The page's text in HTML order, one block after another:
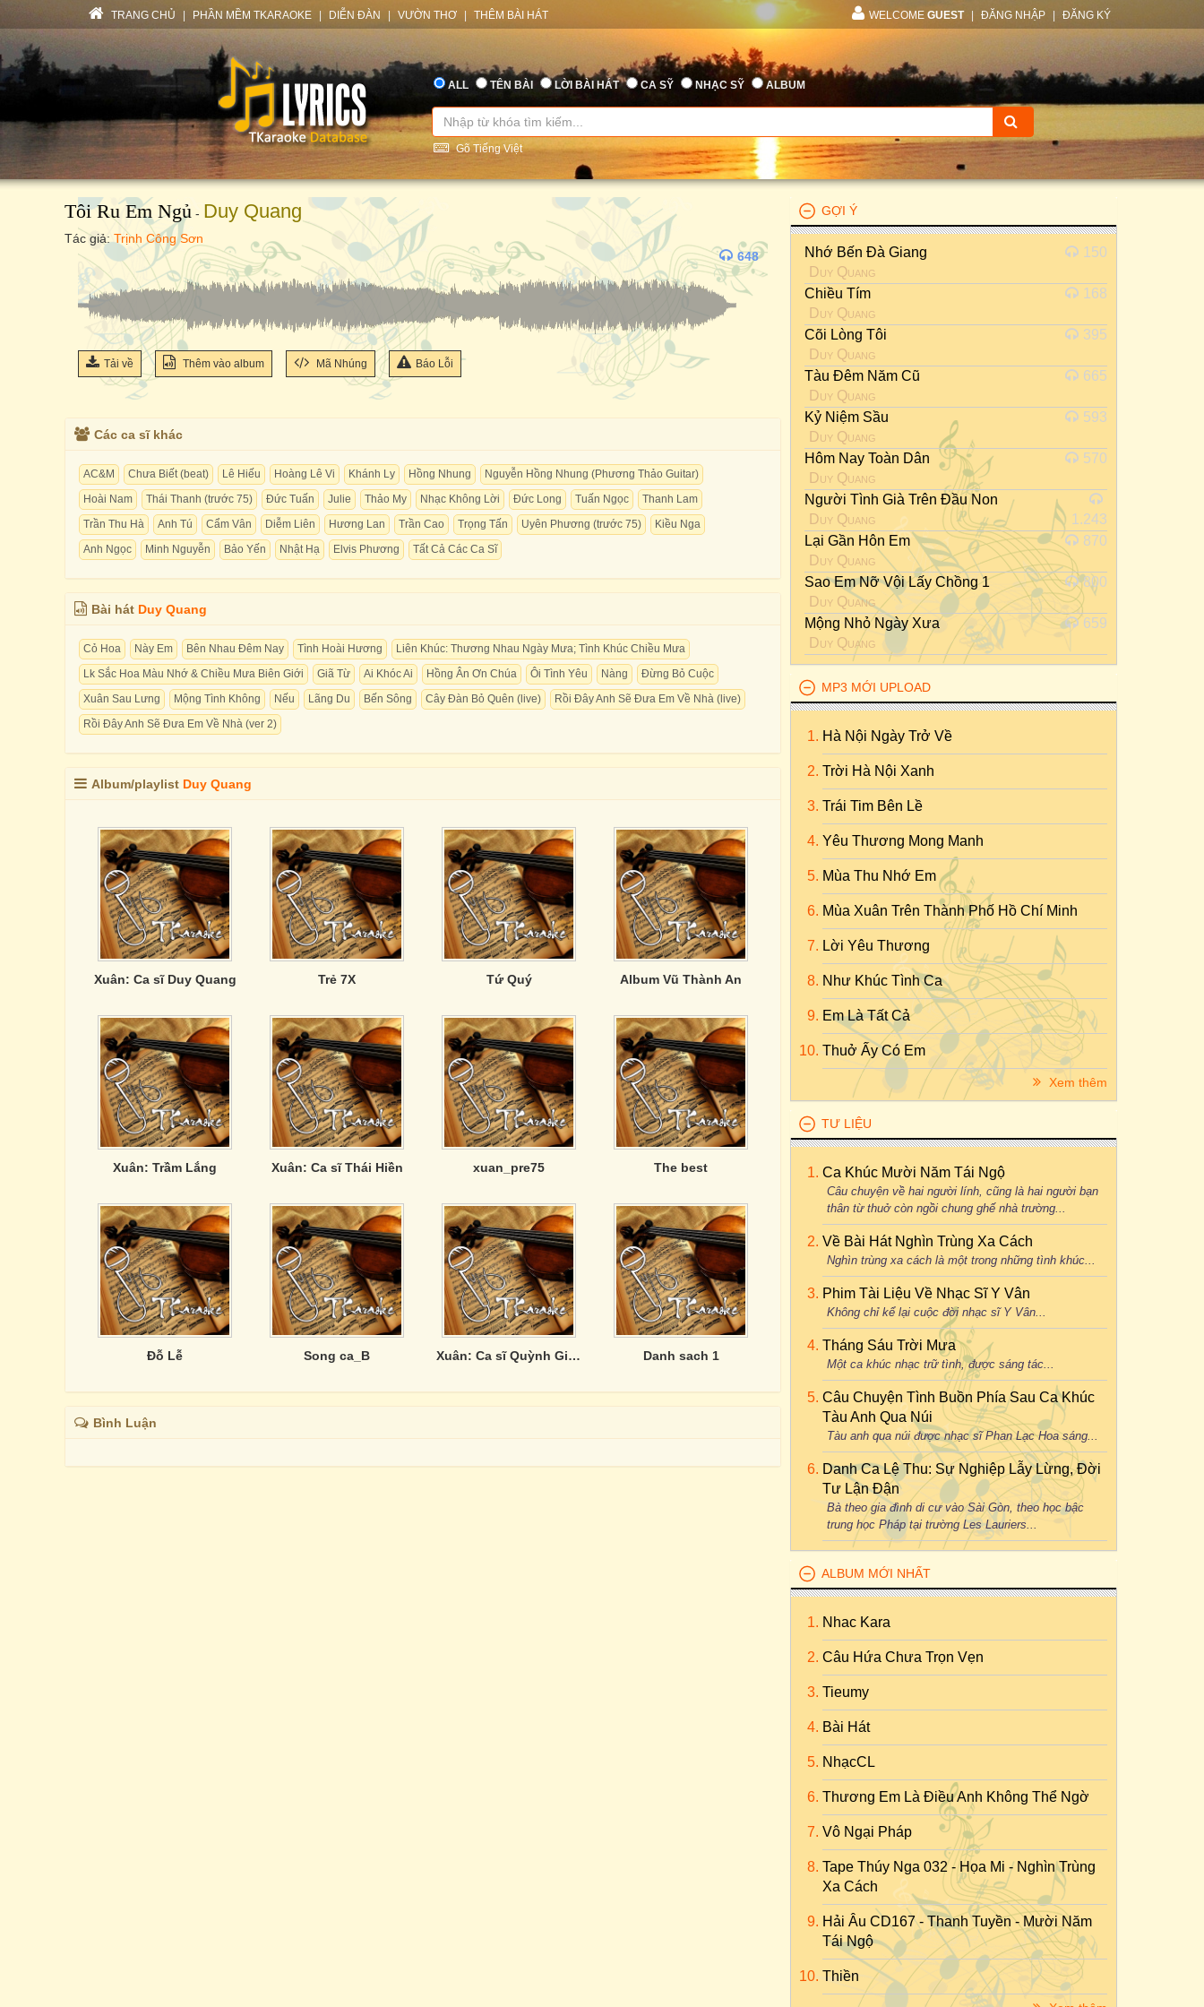
TRANG CHỦ PHẦN MỀM TKARAOKE DIỄN ĐÀN VƯỜN THƠ THÊM BÀI HÁT WELCOME GUEST ĐĂNG NHẬP ĐĂNG KÝ
ALL TÊN BÀI LỜI BÀI HÁT CA SỸ NHẠC SỸ ALBUM
Gõ Tiếng Việt
Tôi Ru Em Ngủ - Duy Quang
Tác giả: Trịnh Công Sơn
648
Tải về Thêm vào album Mã Nhúng Báo Lỗi
Các ca sĩ khác
AC&M Chưa Biết (beat) Lê Hiếu Hoàng Lê Vi Khánh Ly Hồng Nhung
Nguyễn Hồng Nhung (Phương Thảo Guitar)
Hoài Nam
Thái Thanh (trước 75) Đức Tuấn Julie Thảo My Nhạc Không Lời Đức Long Tuấn Ngọc
Thanh Lam
Trần Thu Hà
Anh Tú Cẩm Vân Diễm Liên Hương Lan Trần Cao Trọng Tấn Uyên Phương (trước 75)
Kiều Nga
Anh Ngọc
Minh Nguyễn Bảo Yến Nhật Hạ Elvis Phương Tất Cả Các Ca Sĩ
Bài hát Duy Quang
Cỏ Hoa Này Em Bên Nhau Đêm Nay Tình Hoài Hương
Liên Khúc: Thương Nhau Ngày Mưa; Tình Khúc Chiều Mưa
Lk Sắc Hoa Màu Nhớ & Chiều Mưa Biên Giới
Giã Từ Ai Khóc Ai Hồng Ân Ơn Chúa Ôi Tình Yêu Nàng
Đừng Bỏ Cuộc
Xuân Sau Lưng
Mộng Tình Không Nếu Lãng Du Bến Sông Cây Đàn Bỏ Quên (live)
Rồi Đây Anh Sẽ Đưa Em Về Nhà (live)
Rồi Đây Anh Sẽ Đưa Em Về Nhà (ver 2)
Album/playlist Duy Quang
Xuân: Ca sĩ Duy Quang Trẻ 7X Tứ Quý Album Vũ Thành An
Xuân: Trầm Lắng Xuân: Ca sĩ Thái Hiền xuan_pre75 The best
Đỗ Lễ Song ca_B Xuân: Ca sĩ Quỳnh Giao Danh sach 1
Bình Luận
GỢI Ý
Nhớ Bến Đà Giang
Duy Quang
150
Chiều Tím
Duy Quang
168
Cõi Lòng Tôi
Duy Quang
395
Tàu Đêm Năm Cũ
Duy Quang
665
Kỷ Niệm Sầu
Duy Quang
593
Hôm Nay Toàn Dân
Duy Quang
570
Người Tình Già Trên Đầu Non
Duy Quang
1.243
Lại Gần Hôn Em
Duy Quang
870
Sao Em Nỡ Vội Lấy Chồng 1
Duy Quang
800
Mộng Nhỏ Ngày Xưa
Duy Quang
659
MP3 MỚI UPLOAD
Hà Nội Ngày Trở Về
Trời Hà Nội Xanh
Trái Tim Bên Lề
Yêu Thương Mong Manh
Mùa Thu Nhớ Em
Mùa Xuân Trên Thành Phố Hồ Chí Minh
Lời Yêu Thương
Như Khúc Tình Ca
Em Là Tất Cả
Thuở Ấy Có Em
Xem thêm
TƯ LIỆU
Ca Khúc Mười Năm Tái Ngộ
Câu chuyện về hai người lính, cũng là hai người bạn
thân từ thuở còn ngồi chung ghế nhà trường...
Về Bài Hát Nghìn Trùng Xa Cách
Nghìn trùng xa cách là một trong những tình khúc...
Phim Tài Liệu Về Nhạc Sĩ Y Vân
Không chỉ kể lại cuộc đời nhạc sĩ Y Vân...
Tháng Sáu Trời Mưa
Một ca khúc nhạc trữ tình, được sáng tác...
Câu Chuyện Tình Buồn Phía Sau Ca Khúc
Tàu Anh Qua Núi
Tàu anh qua núi được nhạc sĩ Phan Lạc Hoa sáng...
Danh Ca Lệ Thu: Sự Nghiệp Lẫy Lừng, Đời
Tư Lận Đận
Bà theo gia đình di cư vào Sài Gòn, theo học bậc
trung học Pháp tại trường Les Lauriers...
ALBUM MỚI NHẤT
Nhac Kara
Câu Hứa Chưa Trọn Vẹn
Tieumy
Bài Hát
NhạcCL
Thương Em Là Điều Anh Không Thể Ngờ
Vô Ngại Pháp
Tape Thúy Nga 032 - Họa Mi - Nghìn Trùng
Xa Cách
Hải Âu CD167 - Thanh Tuyền - Mười Năm
Tái Ngộ
Thiền